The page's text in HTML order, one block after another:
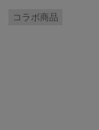
コラボ商品